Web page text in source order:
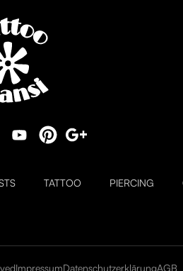
TATTOO PIERCING
ImpressumDatenschutzerklärungAGB